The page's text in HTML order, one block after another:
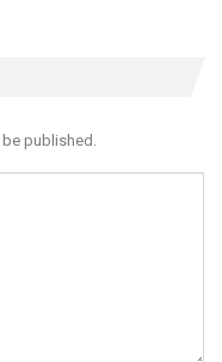
published.